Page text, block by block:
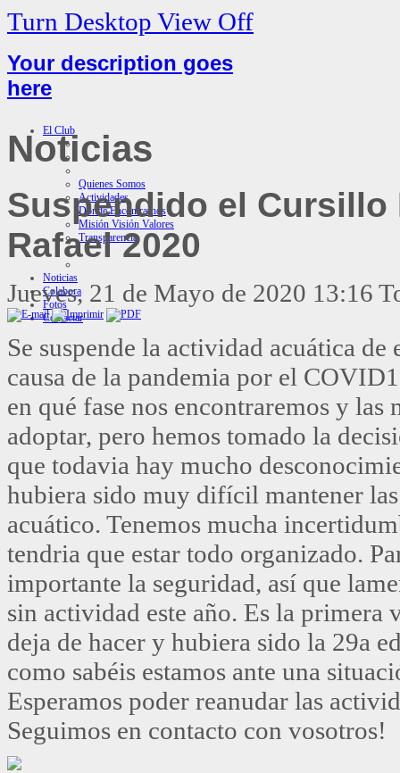
Turn Desktop View Off
Your description goes
here
El Club
Quienes Somos
Actividades
Donde Encontrarnos
Misión Visión Valores
Transparencia
Noticias
Colabora
Fotos
Contactar
Noticias
Suspendido el Cursillo
Rafael 2020
Jueves, 21 de Mayo de 2020 13:16
Se suspende la actividad acuática de
causa de la pandemia por el
en qué fase nos encontraremos y las
adoptar, pero hemos tomado la
que todavia hay mucho
hubiera sido muy difícil mantener
acuático. Tenemos mucha
tendria que estar todo organizado.
importante la seguridad, así que
sin actividad este año. Es la primera
deja de hacer y hubiera sido la 29a
como sabéis estamos ante una
Esperamos poder reanudar las
Seguimos en contacto con vosotros!